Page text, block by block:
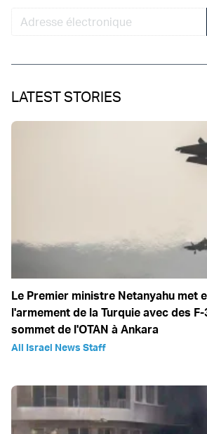
LATEST STORIES
Le Premier ministre Netanyahu met
l'armement de la Turquie avec des
sommet de l'OTAN à Ankara
All Israel News Staff